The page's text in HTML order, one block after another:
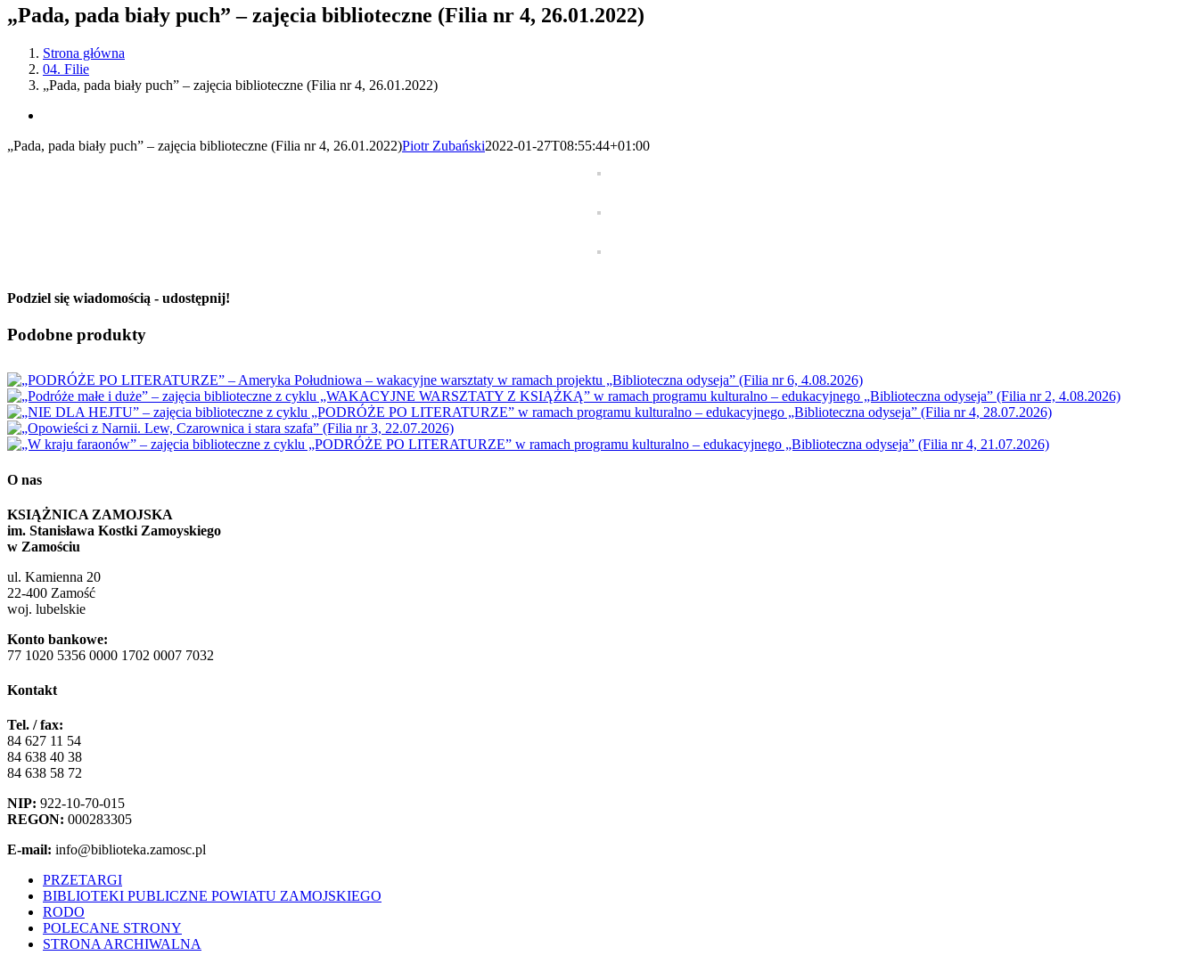
„Pada, pada biały puch” – zajęcia biblioteczne (Filia nr 4, 26.01.2022)
Strona główna
04. Filie
„Pada, pada biały puch” – zajęcia biblioteczne (Filia nr 4, 26.01.2022)
Image
„Pada, pada biały puch” – zajęcia biblioteczne (Filia nr 4, 26.01.2022)Piotr Zubański2022-01-27T08:55:44+01:00
Podziel się wiadomością - udostępnij!
Facebook
X
Reddit
LinkedIn
WhatsApp
Tumblr
Pinterest
Vk
Email
Podobne produkty
O nas
KSIĄŻNICA ZAMOJSKA
im. Stanisława Kostki Zamoyskiego
w Zamościu
ul. Kamienna 20
22-400 Zamość
woj. lubelskie
Konto bankowe:
77 1020 5356 0000 1702 0007 7032
Kontakt
Tel. / fax:
84 627 11 54
84 638 40 38
84 638 58 72
NIP: 922-10-70-015
REGON: 000283305
E-mail: info@biblioteka.zamosc.pl
PRZETARGI
BIBLIOTEKI PUBLICZNE POWIATU ZAMOJSKIEGO
RODO
POLECANE STRONY
STRONA ARCHIWALNA